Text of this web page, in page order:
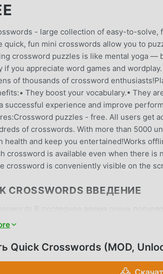
- large collection of easy-to-
quick, fun mini crosswords allow you to
crossword puzzles is like mental yoga —
if you appreciate word games and
of thousands of crossword
They boost your vocabulary.• They
successful experience and improve
puzzles - free. All users get
of crosswords. With more than 5000
health and keep you entertained!Works
crossword is available even when there
crossword is conveniently visible on the
CROSSWORDS ВВЕДЕНИЕ
В последнее время очень
миру, которым нравятся игры educational.
версию Quick Crosswords 2.2.0-
радостью, которую приносит
Quick Crosswords (MOD,